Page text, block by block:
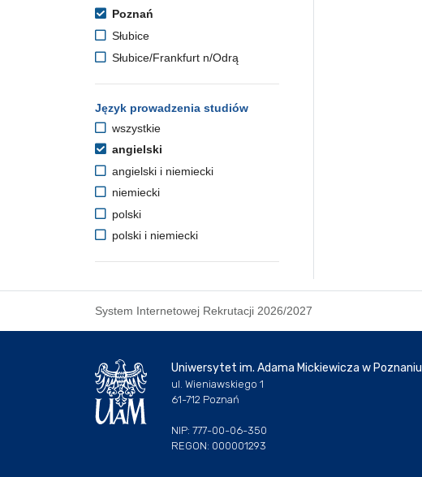
Poznań
Słubice
Słubice/Frankfurt n/Odrą
Język prowadzenia studiów
wszystkie
angielski
angielski i niemiecki
niemiecki
polski
polski i niemiecki
System Internetowej Rekrutacji 2026/2027
Uniwersytet im. Adama Mickiewicza w Poznaniu
ul. Wieniawskiego 1
61-712 Poznań
NIP: 777-00-06-350
REGON: 000001293